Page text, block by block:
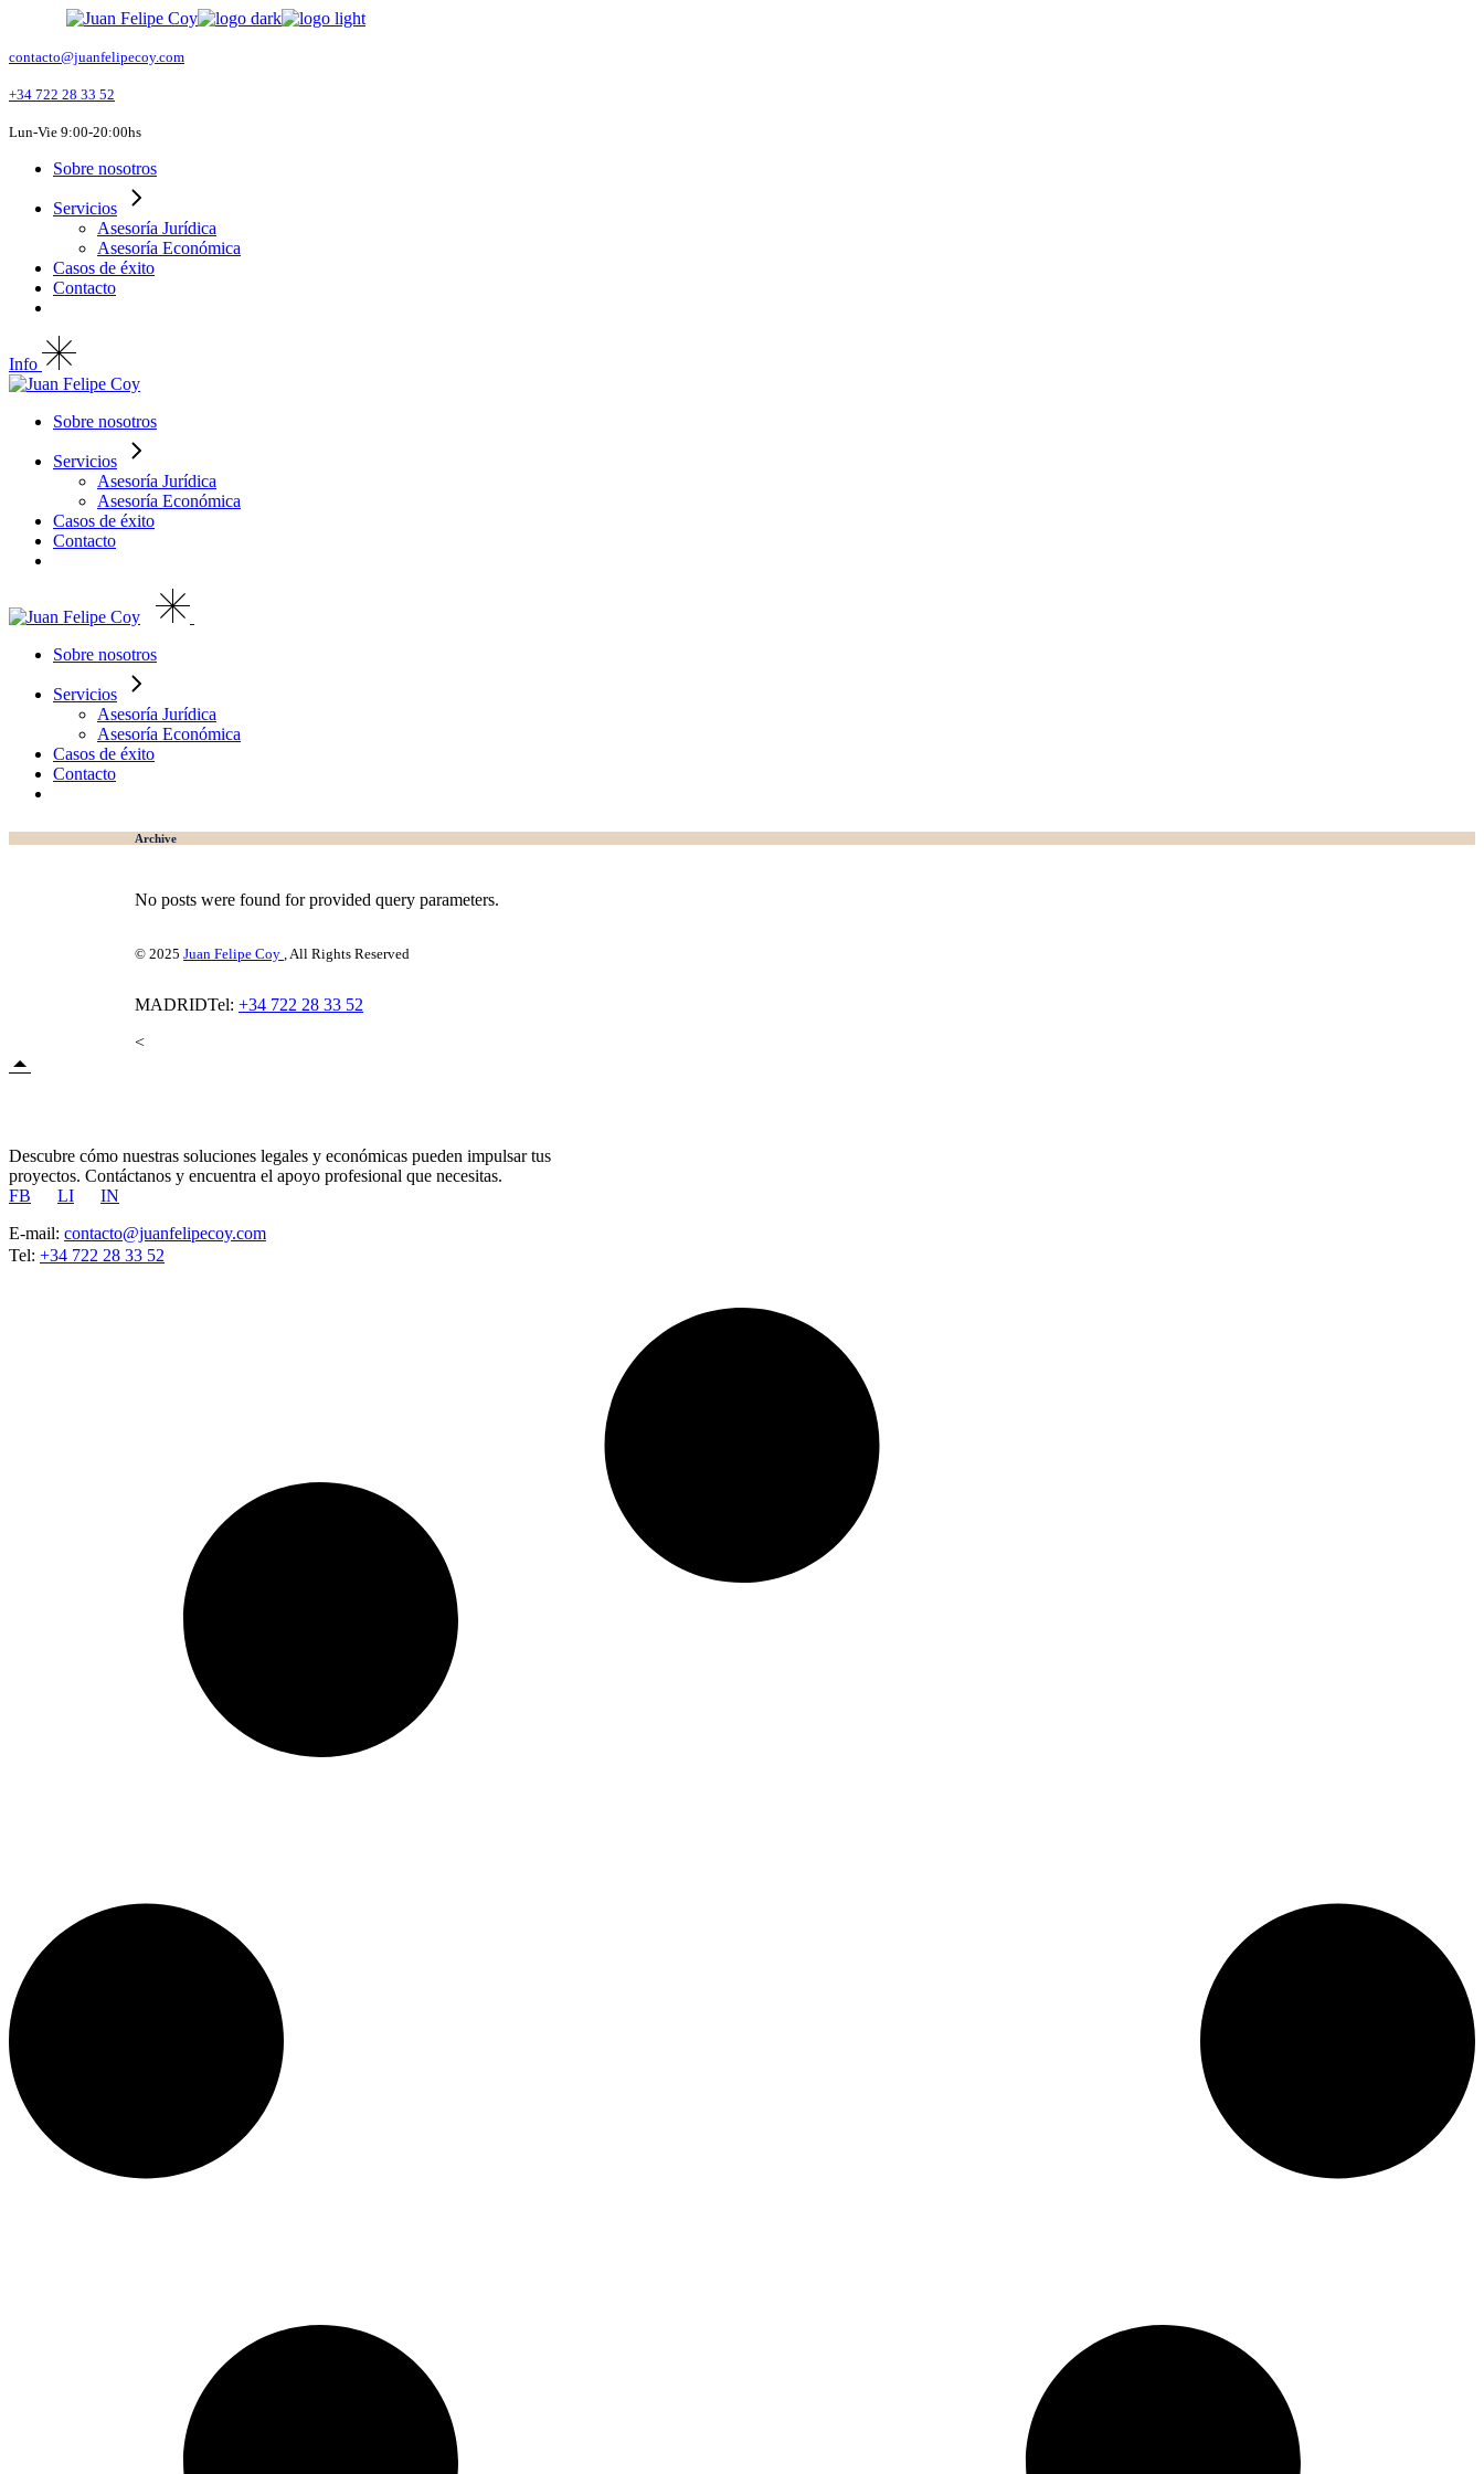
the
contacto@juanfelipecoy.com
+34 722 28 33 52
Lun-Vie 9:00-20:00hs
Sobre nosotros
Servicios
Asesoría Jurídica
Asesoría Económica
Casos de éxito
Contacto
Info
Sobre nosotros
Servicios
Asesoría Jurídica
Asesoría Económica
Casos de éxito
Contacto
Sobre nosotros
Servicios
Asesoría Jurídica
Asesoría Económica
Casos de éxito
Contacto
Archive
No posts were found for provided query parameters.
© 2025 Juan Felipe Coy , All Rights Reserved
MADRIDTel: +34 722 28 33 52
<
Descubre cómo nuestras soluciones legales y económicas pueden impulsar tus
proyectos. Contáctanos y encuentra el apoyo profesional que necesitas.
FB
LI
IN
E-mail: contacto@juanfelipecoy.com
Tel: +34 722 28 33 52